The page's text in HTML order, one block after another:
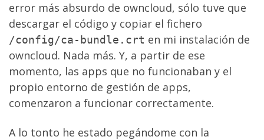
error más absurdo de owncloud, sólo tuve que
descargar el código y copiar el fichero
/config/ca-bundle.crt en mi instalación de
owncloud. Nada más. Y, a partir de ese
momento, las apps que no funcionaban y el
propio entorno de gestión de apps,
comenzaron a funcionar correctamente.
A lo tonto he estado pegándome con la